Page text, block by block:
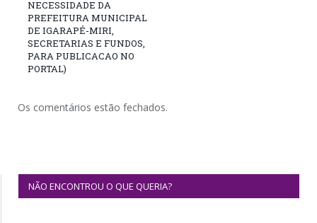
NECESSIDADE DA
PREFEITURA MUNICIPAL
DE IGARAPÉ-MIRI,
SECRETARIAS E FUNDOS,
PARA PUBLICACAO NO
PORTAL)
Os comentários estão fechados.
NÃO ENCONTROU O QUE QUERIA?